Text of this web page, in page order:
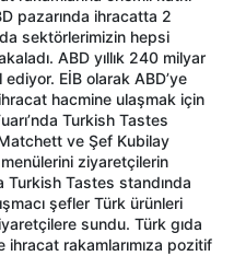
pazarında ihracatta 2
sektörlerimizin hepsi
ABD yıllık 240 milyar
EİB olarak ABD’ye
hacmine ulaşmak için
Turkish Tastes
ve Şef Kubilay
menülerini ziyaretçilerin
Turkish Tastes standında
şefler Türk ürünleri
sundu. Türk gıda
ihracat rakamlarımıza pozitif